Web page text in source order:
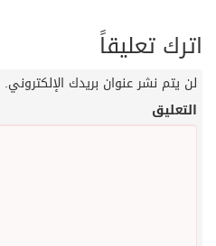
اترك تعليقاً
لن يتم نشر عنوان بريدك الإلكتروني.
التعليق